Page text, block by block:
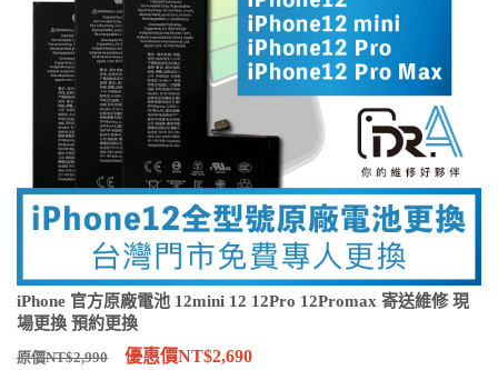
iPhone 官方原廠電池 12mini 12 12Pro 12Promax 寄送維修 現
場更換 預約更換
原價NT$2,990 優惠價NT$2,690